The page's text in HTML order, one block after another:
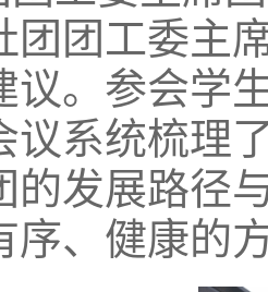
团团工委主
议。参会学
议系统梳理
的发展路径
序、健康的